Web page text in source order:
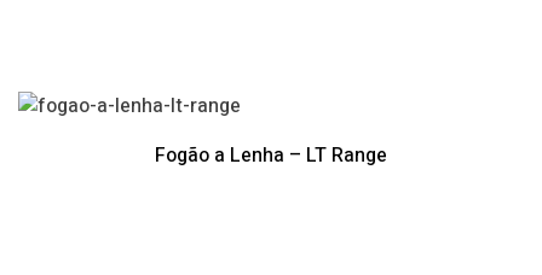
Fogão a Lenha – LT Range